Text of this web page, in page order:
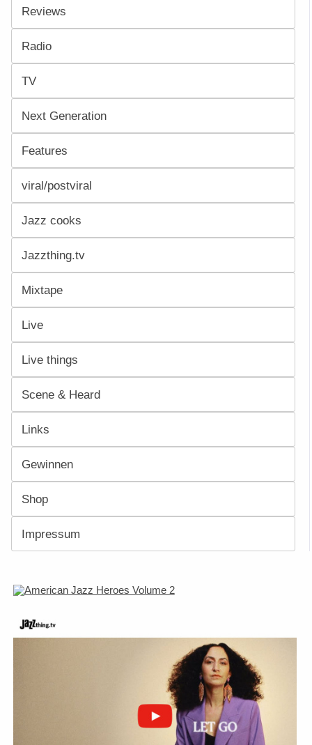
Reviews
Radio
TV
Next Generation
Features
viral/postviral
Jazz cooks
Jazzthing.tv
Mixtape
Live
Live things
Scene & Heard
Links
Gewinnen
Shop
Impressum